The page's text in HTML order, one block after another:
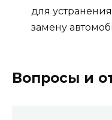
для
замену
Вопросы и